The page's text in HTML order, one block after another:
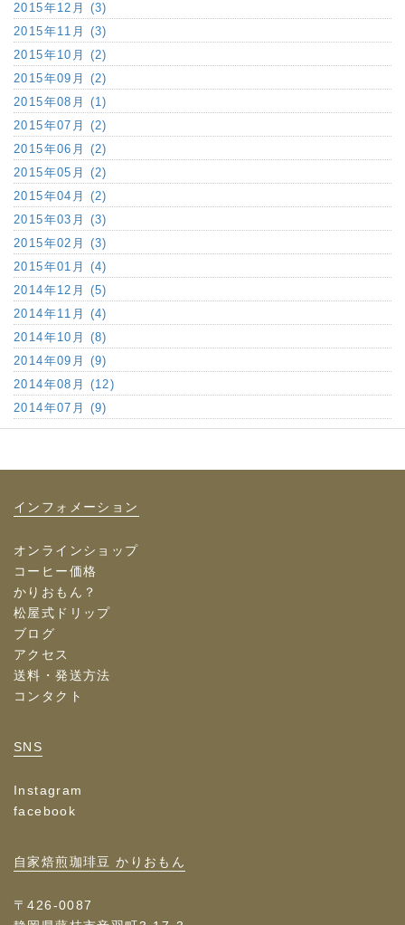
2015年12月 (3)
2015年11月 (3)
2015年10月 (2)
2015年09月 (2)
2015年08月 (1)
2015年07月 (2)
2015年06月 (2)
2015年05月 (2)
2015年04月 (2)
2015年03月 (3)
2015年02月 (3)
2015年01月 (4)
2014年12月 (5)
2014年11月 (4)
2014年10月 (8)
2014年09月 (9)
2014年08月 (12)
2014年07月 (9)
インフォメーション
オンラインショップ
コーヒー価格
かりおもん？
松屋式ドリップ
ブログ
アクセス
送料・発送方法
コンタクト
SNS
Instagram
facebook
自家焙煎珈琲豆 かりおもん
〒426-0087